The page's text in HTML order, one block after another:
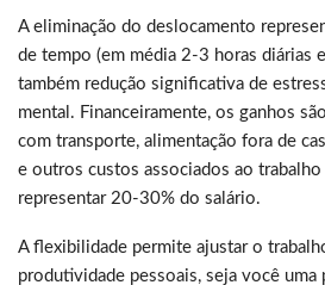
A eliminação do deslocamento
de tempo (em média 2-3 horas diárias
também redução significativa de
mental. Financeiramente, os ganhos
com transporte, alimentação fora de
e outros custos associados ao
representar 20-30% do salário.
A flexibilidade permite ajustar o
produtividade pessoais, seja você uma